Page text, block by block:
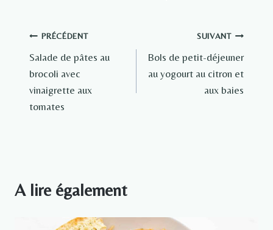
Navigation
de
l’article
PRÉCÉDENT
Salade de pâtes au
brocoli avec
vinaigrette aux
tomates
SUIVANT
Bols de petit-déjeuner
au yogourt au citron et
aux baies
A lire également